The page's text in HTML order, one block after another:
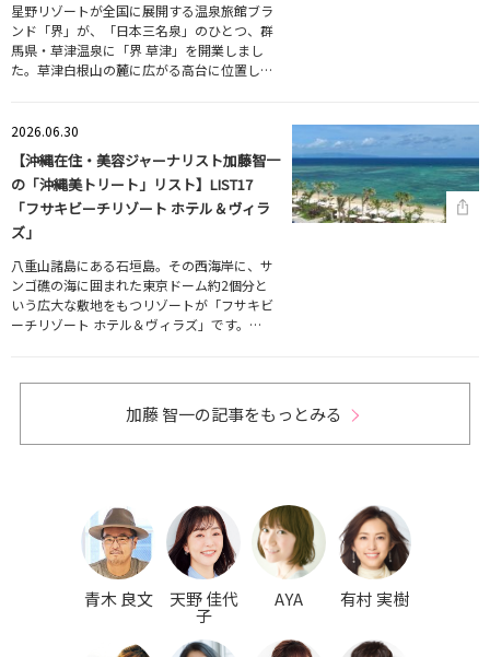
星野リゾートが全国に展開する温泉旅館ブラ
ンド「界」が、「日本三名泉」のひとつ、群
馬県・草津温泉に「界 草津」を開業しまし
た。草津白根山の麓に広がる高台に位置し…
2026.06.30
【沖縄在住・美容ジャーナリスト加藤智一
の「沖縄美トリート」リスト】LIST17
「フサキビーチリゾート ホテル＆ヴィラ
ズ」
八重山諸島にある石垣島。その西海岸に、サ
ンゴ礁の海に囲まれた東京ドーム約2個分と
いう広大な敷地をもつリゾートが「フサキビ
ーチリゾート ホテル＆ヴィラズ」です。…
加藤 智一の記事をもっとみる
青木 良文 天野 佳代
子
AYA 有村 実樹